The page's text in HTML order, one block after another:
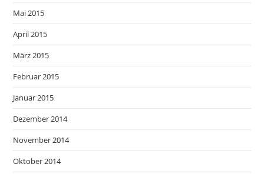
Mai 2015
April 2015
März 2015
Februar 2015
Januar 2015
Dezember 2014
November 2014
Oktober 2014